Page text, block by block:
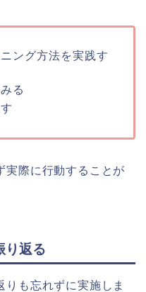
ング方法を実践す
る
実際に行動することが
り返る
も忘れずに実施しま